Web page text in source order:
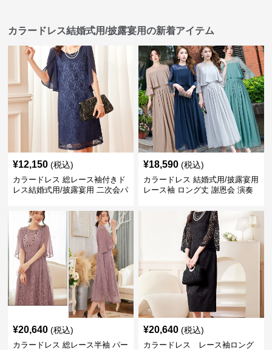
カラードレス結婚式用/披露宴用の新着アイテム
¥12,150 (税込)
カラードレス 総レース袖付きド
レス結婚式用/披露宴用 二次会パ
¥18,590 (税込)
カラードレス 結婚式用/披露宴用
レース袖 ロング丈 謝恩会 演奏
¥20,640 (税込)
カラードレス 総レース半袖 パー
¥20,640 (税込)
カラードレス レース袖ロング